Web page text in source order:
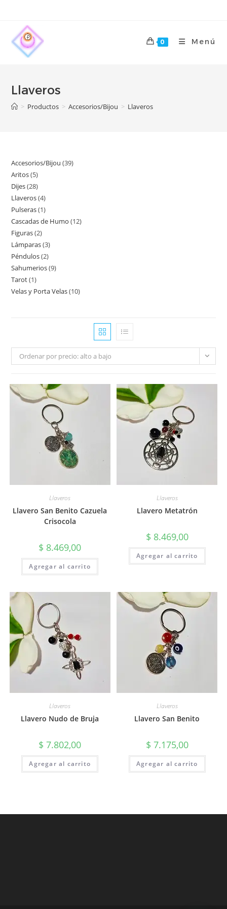
0 Menú
Llaveros
> Productos > Accesorios/Bijou > Llaveros
Accesorios/Bijou 39
Aritos 5
Dijes 28
Llaveros 4
Pulseras 1
Cascadas de Humo 12
Figuras 2
Lámparas 3
Péndulos 2
Sahumerios 9
Tarot 1
Velas y Porta Velas 10
Ordenar por precio: alto a bajo
Llaveros
Llavero San Benito Cazuela
Crisocola
$ 8.469,00
Agregar al carrito
Llaveros
Llavero Metatrón
$ 8.469,00
Agregar al carrito
Llaveros
Llavero Nudo de Bruja
$ 7.802,00
Agregar al carrito
Llaveros
Llavero San Benito
$ 7.175,00
Agregar al carrito